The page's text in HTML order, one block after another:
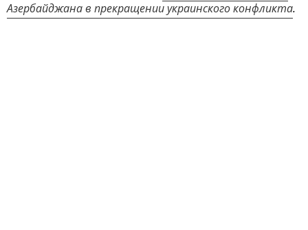
Азербайджана в прекращении украинского конфликта.